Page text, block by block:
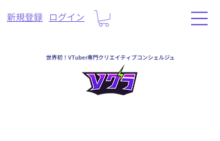
​新規登録 ログイン
世界初！VTuber専門クリエイティブコンシェルジュ